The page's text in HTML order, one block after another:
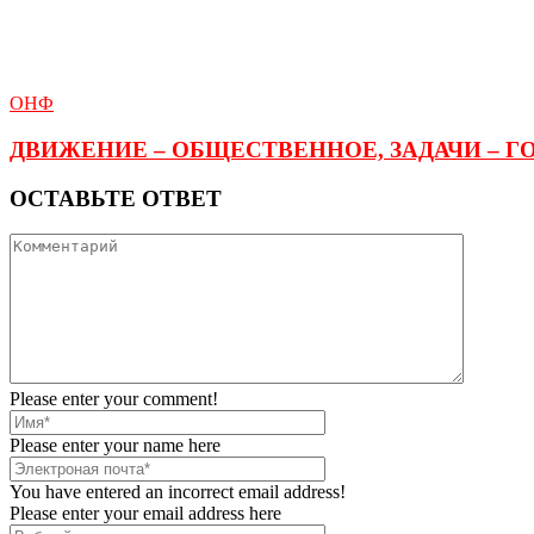
ОНФ
ДВИЖЕНИЕ – ОБЩЕСТВЕННОЕ, ЗАДАЧИ –
ОСТАВЬТЕ ОТВЕТ
Please enter your comment!
Please enter your name here
You have entered an incorrect email address!
Please enter your email address here